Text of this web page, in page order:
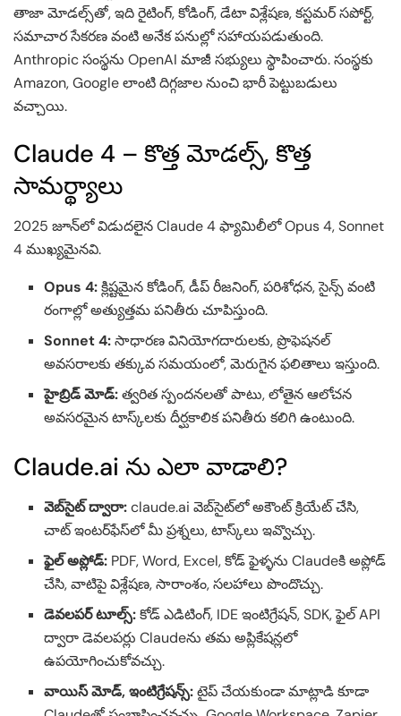
తాజా మోడల్స్‌తో, ఇది రైటింగ్, కోడింగ్, డేటా విశ్లేషణ, కస్టమర్ సపోర్ట్,
సమాచార సేకరణ వంటి అనేక పనుల్లో సహాయపడుతుంది.
Anthropic సంస్థను OpenAI మాజీ సభ్యులు స్థాపించారు. సంస్థకు
Amazon, Google లాంటి దిగ్గజాల నుంచి భారీ పెట్టుబడులు
వచ్చాయి.
Claude 4 – కొత్త మోడల్స్, కొత్త
సామర్థ్యాలు
2025 జూన్‌లో విడుదలైన Claude 4 ఫ్యామిలీలో Opus 4, Sonnet
4 ముఖ్యమైనవి.
Opus 4:క్లిష్టమైన కోడింగ్, డీప్ రీజనింగ్, పరిశోధన, సైన్స్ వంటి
రంగాల్లో అత్యుత్తమ పనితీరు చూపిస్తుంది.
Sonnet 4:సాధారణ వినియోగదారులకు, ప్రొఫెషనల్
అవసరాలకు తక్కువ సమయంలో, మెరుగైన ఫలితాలు ఇస్తుంది.
హైబ్రిడ్ మోడ్:త్వరిత స్పందనలతో పాటు, లోతైన ఆలోచన
అవసరమైన టాస్క్‌లకు దీర్ఘకాలిక పనితీరు కలిగి ఉంటుంది.
Claude.ai ను ఎలా వాడాలి?
వెబ్‌సైట్ ద్వారా:claude.ai వెబ్‌సైట్‌లో అకౌంట్ క్రియేట్ చేసి,
చాట్ ఇంటర్‌ఫేస్‌లో మీ ప్రశ్నలు, టాస్క్‌లు ఇవ్వొచ్చు.
ఫైల్ అప్లోడ్: PDF, Word, Excel, కోడ్ ఫైళ్ళను Claudeకి అప్లోడ్
చేసి, వాటిపై విశ్లేషణ, సారాంశం, సలహాలు పొందొచ్చు.
డెవలపర్ టూల్స్:కోడ్ ఎడిటింగ్, IDE ఇంటిగ్రేషన్, SDK, ఫైల్ API
ద్వారా డెవలపర్లు Claudeను తమ అప్లికేషన్లలో
ఉపయోగించుకోవచ్చు.
వాయిస్ మోడ్, ఇంటిగ్రేషన్స్:టైప్ చేయకుండా మాట్లాడి కూడా